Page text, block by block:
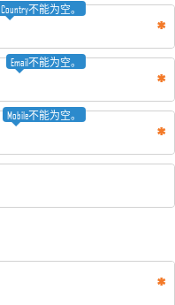
Country不能为空。
Email不能为空。
Mobile不能为空。